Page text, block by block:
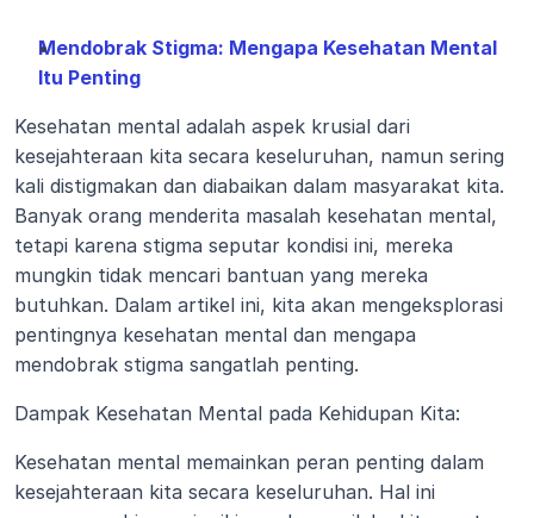
Mendobrak Stigma: Mengapa Kesehatan Mental
Itu Penting
Kesehatan mental adalah aspek krusial dari
kesejahteraan kita secara keseluruhan, namun sering
kali distigmakan dan diabaikan dalam masyarakat kita.
Banyak orang menderita masalah kesehatan mental,
tetapi karena stigma seputar kondisi ini, mereka
mungkin tidak mencari bantuan yang mereka
butuhkan. Dalam artikel ini, kita akan mengeksplorasi
pentingnya kesehatan mental dan mengapa
mendobrak stigma sangatlah penting.
Dampak Kesehatan Mental pada Kehidupan Kita:
Kesehatan mental memainkan peran penting dalam
kesejahteraan kita secara keseluruhan. Hal ini